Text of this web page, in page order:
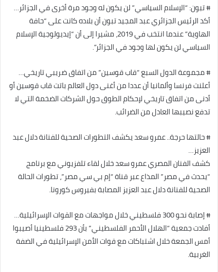
# تبون: “الإسلام السياسي” لن يكون له وجود مرة أخرى في الجزائر…
أكد الرئيس الجزائري عبد المجيد تبون أن بلاده كانت على “حافة
الهاوية” عندما انتخب في 2019، مشيرا إلى أن “إيديولوجية الإسلام
السياسي لن يكون لها وجود في الجزائر”.
# مجموعة الدول السبع “قاب قوسين” من اتفاق ضريبي تاريخي…
أعلنت فرنسا وألمانيا أن عددا من أغنى دول العالم باتت قاب قوسين أو
أدنى من اتفاق تاريخي لإحكام الطوق حول الشركات الضخمة التي لا
تدفع نصيبها العادل من الضرائب.
# حالتها حرجة.. عمرو سعد يكشف التطورات الصحية للفنانة دلال عبد
العزيز…
كشف الفنان المصري عمرو سعد خلال لقاء تلفزيوني مع برنامج
“يحدث في مصر” المذاع عبر قناة “إم بي سي مصر”، تطورات الحالة
الصحية للفنانة دلال عبد العزيز المصابة بفيروس كورونا.
# إصابة نحو 300 فلسطيني خلال مواجهات مع القوات الإسرائيلية…
أفادت جمعية “الهلال الأحمر الفلسطيني” بأن 293 فلسطينيا أصيبوا
أمس الجمعة خلال اشتباكات مع قوات الأمن الإسرائيلية في الضفة
الغربية.